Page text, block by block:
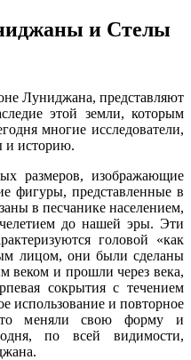
и Стелы
Луниджана, представляют
этой земли, которым
многие исследователи,
и историю.
размеров, изображающие
фигуры, представленные в
в песчанике населением,
до нашей эры. Эти
головой «как
лицом, они были сделаны
веком и прошли через века,
сокрытия с течением
использование и повторное
меняли свою форму и
по всей видимости,